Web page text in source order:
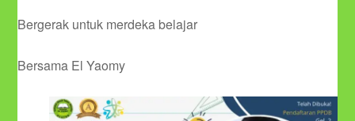
Bergerak untuk merdeka belajar
Bersama El Yaomy